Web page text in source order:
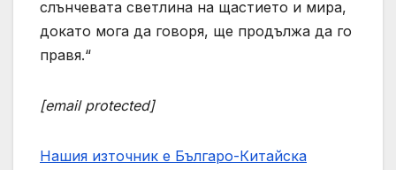
слънчевата светлина на щастието и мира,
докато мога да говоря, ще продължа да го
правя.“
[email protected]
Нашия източник е Българо-Китайска